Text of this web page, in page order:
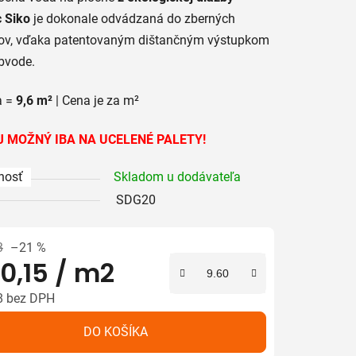
Siko je dokonale odvádzaná do zberných
vďaka patentovaným dištančným výstupkom
= 9,6 m² | Cena je za m²
MOŽNÝ IBA NA UCELENÉ PALETY!
Skladom u dodávateľa
SDG20
–21 %
/ m2
bez DPH
DO KOŠÍKA